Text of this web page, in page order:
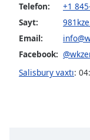
Opacity
Caption
Area
Telefon:
+1
Sayt:
Email:
Facebook:
Salisbury vaxtı: